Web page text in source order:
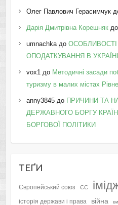
Олег Павлович Герасимчук
Дарія Дмитрівна Корешнякдо
umnachkaдо
ОПОДАТКУВАННЯ В УКРАЇНІ
vox1 до Методичні засади
туризму в малих містах
anny3845до ПРИЧИНИ ТА
ДЕРЖАВНОГО БОРГУ
БОРГОВОЇ ПОЛІТИКИ
ТЕҐИ
Європейський союз ЄС
історія держави і права війна